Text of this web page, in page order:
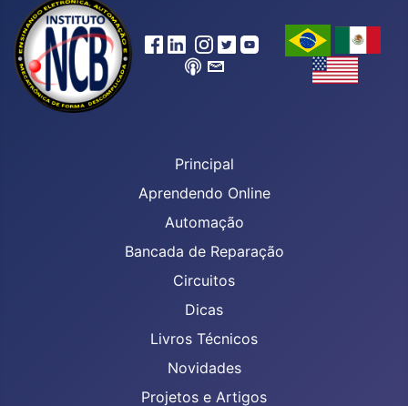
Principal
Aprendendo Online
Automação
Bancada de Reparação
Circuitos
Dicas
Livros Técnicos
Novidades
Projetos e Artigos